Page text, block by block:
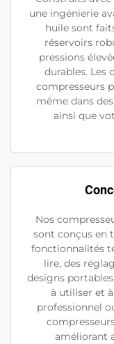
une ingénierie
huile sont
réservoirs
pressions
durables. Les
compresseurs
même dans
ainsi que
Nos
sont conçus en
fonctionnalités
lire, des
designs
à utiliser et
professionnel
améliorant